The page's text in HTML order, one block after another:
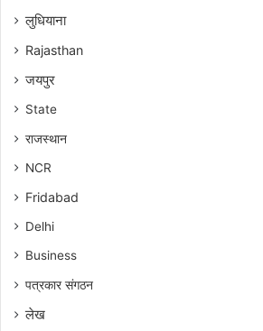
लुधियाना
Rajasthan
जयपुर
State
राजस्थान
NCR
Fridabad
Delhi
Business
पत्रकार संगठन
लेख